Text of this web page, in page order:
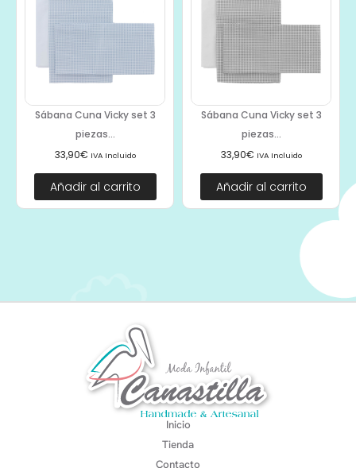
Sábana Cuna Vicky set 3
piezas...
33,90€ IVA Incluido
Añadir al carrito
Sábana Cuna Vicky set 3
piezas...
33,90€ IVA Incluido
Añadir al carrito
Inicio
Tienda
Contacto